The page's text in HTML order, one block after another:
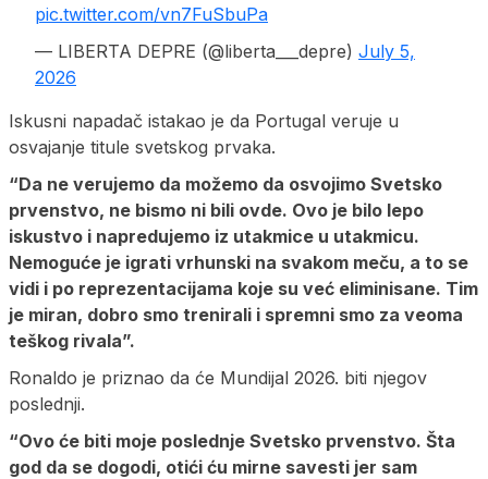
pic.twitter.com/vn7FuSbuPa
— LIBERTA DEPRE (@liberta___depre) July 5,
2026
Iskusni napadač istakao je da Portugal veruje u
osvajanje titule svetskog prvaka.
“Da ne verujemo da možemo da osvojimo Svetsko
prvenstvo, ne bismo ni bili ovde. Ovo je bilo lepo
iskustvo i napredujemo iz utakmice u utakmicu.
Nemoguće je igrati vrhunski na svakom meču, a to se
vidi i po reprezentacijama koje su već eliminisane. Tim
je miran, dobro smo trenirali i spremni smo za veoma
teškog rivala”.
Ronaldo je priznao da će Mundijal 2026. biti njegov
poslednji.
“Ovo će biti moje poslednje Svetsko prvenstvo. Šta
god da se dogodi, otići ću mirne savesti jer sam